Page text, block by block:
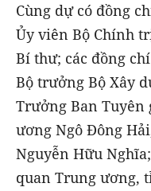
Cùng dự có đồng
Ủy viên Bộ Chính
Bí thư; các đồng
Bộ trưởng Bộ Xây
Trưởng Ban Tuyên
ương Ngô Đông
Nguyễn Hữu
quan Trung ương,